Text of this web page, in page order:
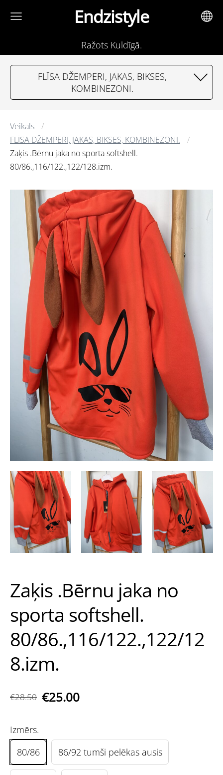
Endzistyle
Ražots Kuldīgā.
FLĪSA DŽEMPERI, JAKAS, BIKSES,
KOMBINEZONI.
Veikals
FLĪSA DŽEMPERI, JAKAS, BIKSES, KOMBINEZONI.
Zaķis .Bērnu jaka no sporta softshell.
80/86.,116/122.,122/128.izm.
Zaķis .Bērnu jaka no
sporta softshell.
80/86.,116/122.,122/12
8.izm.
€28.50 €25.00
Izmērs.
80/86
86/92 tumši pelēkas ausis